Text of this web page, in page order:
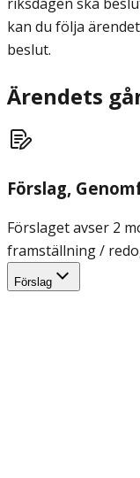
kan du följa
beslut.
Ärendets
Förslag,
Förslaget avser 2
framställning /
Förslag